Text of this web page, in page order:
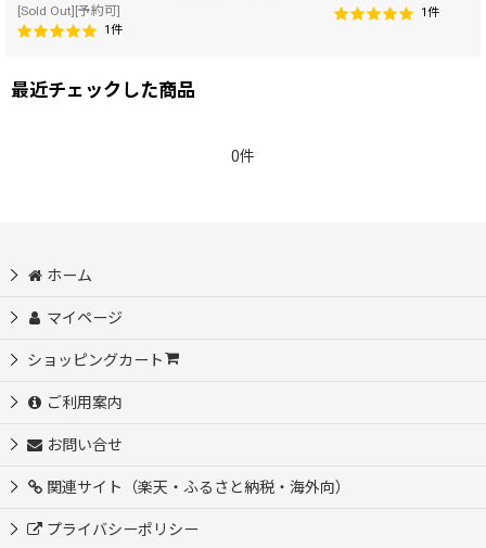
[Sold Out][予約可]
1件
1件
最近チェックした商品
0件
ホーム
マイページ
ショッピングカート
ご利用案内
お問い合せ
関連サイト（楽天・ふるさと納税・海外向）
プライバシーポリシー